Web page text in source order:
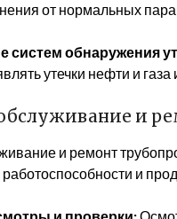
от нормальных
систем обнаружения
утечки нефти и
и
и ремонт
и